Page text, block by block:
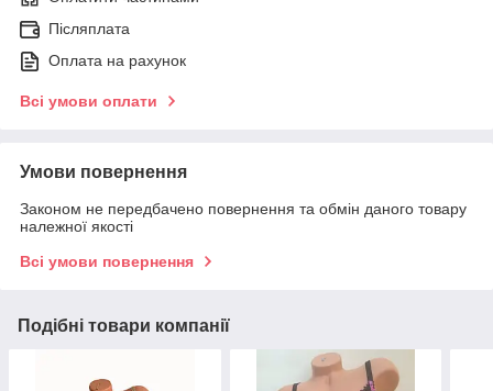
Післяплата
Оплата на рахунок
Всі умови оплати
Умови повернення
Законом не передбачено повернення та обмін даного товару
належної якості
Всі умови повернення
Подібні товари компанії